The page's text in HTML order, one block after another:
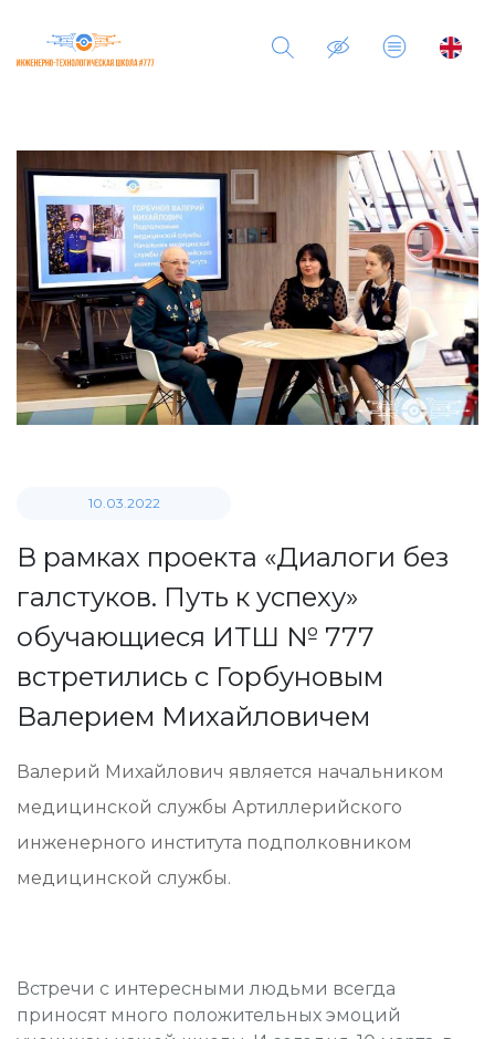
10.03.2022
В рамках проекта «Диалоги без
галстуков. Путь к успеху»
обучающиеся ИТШ № 777
встретились с Горбуновым
Валерием Михайловичем
Валерий Михайлович является начальником
медицинской службы Артиллерийского
инженерного института подполковником
медицинской службы.
Встречи с интересными людьми всегда
приносят много положительных эмоций